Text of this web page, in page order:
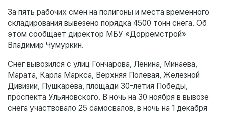
За пять рабочих смен на полигоны и места временного
складирования вывезено порядка 4500 тонн снега. Об
этом сообщает директор МБУ «Дорремстрой»
Владимир Чумуркин.
Снег вывозился с улиц Гончарова, Ленина, Минаева,
Марата, Карла Маркса, Верхняя Полевая, Железной
Дивизии, Пушкарёва, площади 30-летия Победы,
проспекта Ульяновского. В ночь на 30 ноября в вывозе
снега участвовало 25 самосвалов, в ночь на 1 декабря